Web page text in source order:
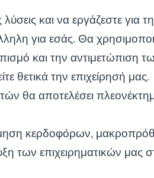
και να εργάζεστε για
για εσάς. Θα
και την αντιμετώπιση
θετικά την επιχείρησή μας.
θα αποτελέσει
κερδοφόρων,
των επιχειρηματικών μας